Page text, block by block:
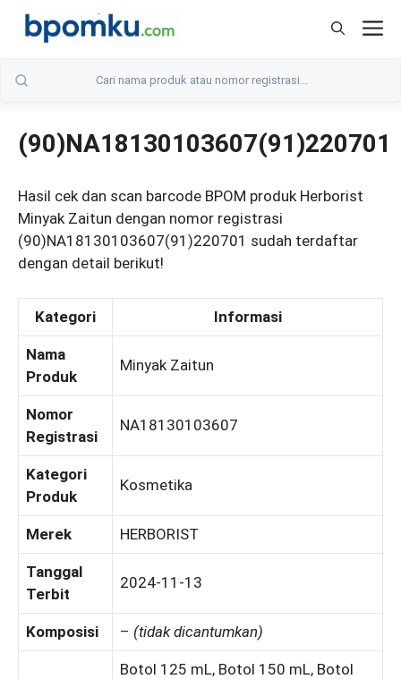
Skip
(90)NA18130103607(91)220701
Hasil cek dan scan barcode BPOM produk Herborist
Minyak Zaitun dengan nomor registrasi
(90)NA18130103607(91)220701 sudah terdaftar
dengan detail berikut!
Kategori Informasi
Nama
Produk
Minyak Zaitun
Nomor
Registrasi
NA18130103607
Kategori
Produk
Kosmetika
Merek HERBORIST
Tanggal
Terbit
2024-11-13
Komposisi – (tidak dicantumkan)
Botol 125 mL, Botol 150 mL, Botol